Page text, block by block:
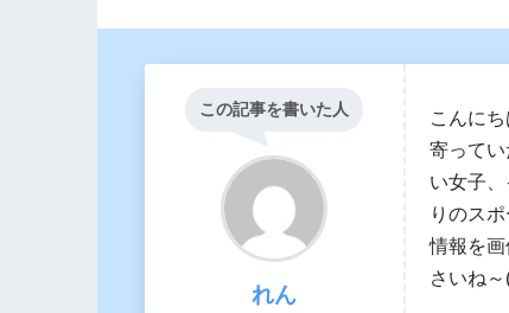
この記事を書いた人
れん
こんに
寄って
い女子
りのス
情報を
さいね